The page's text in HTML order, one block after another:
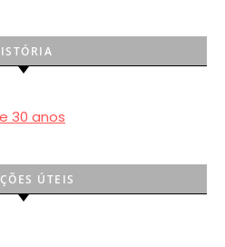
30 anos
ÚTEIS